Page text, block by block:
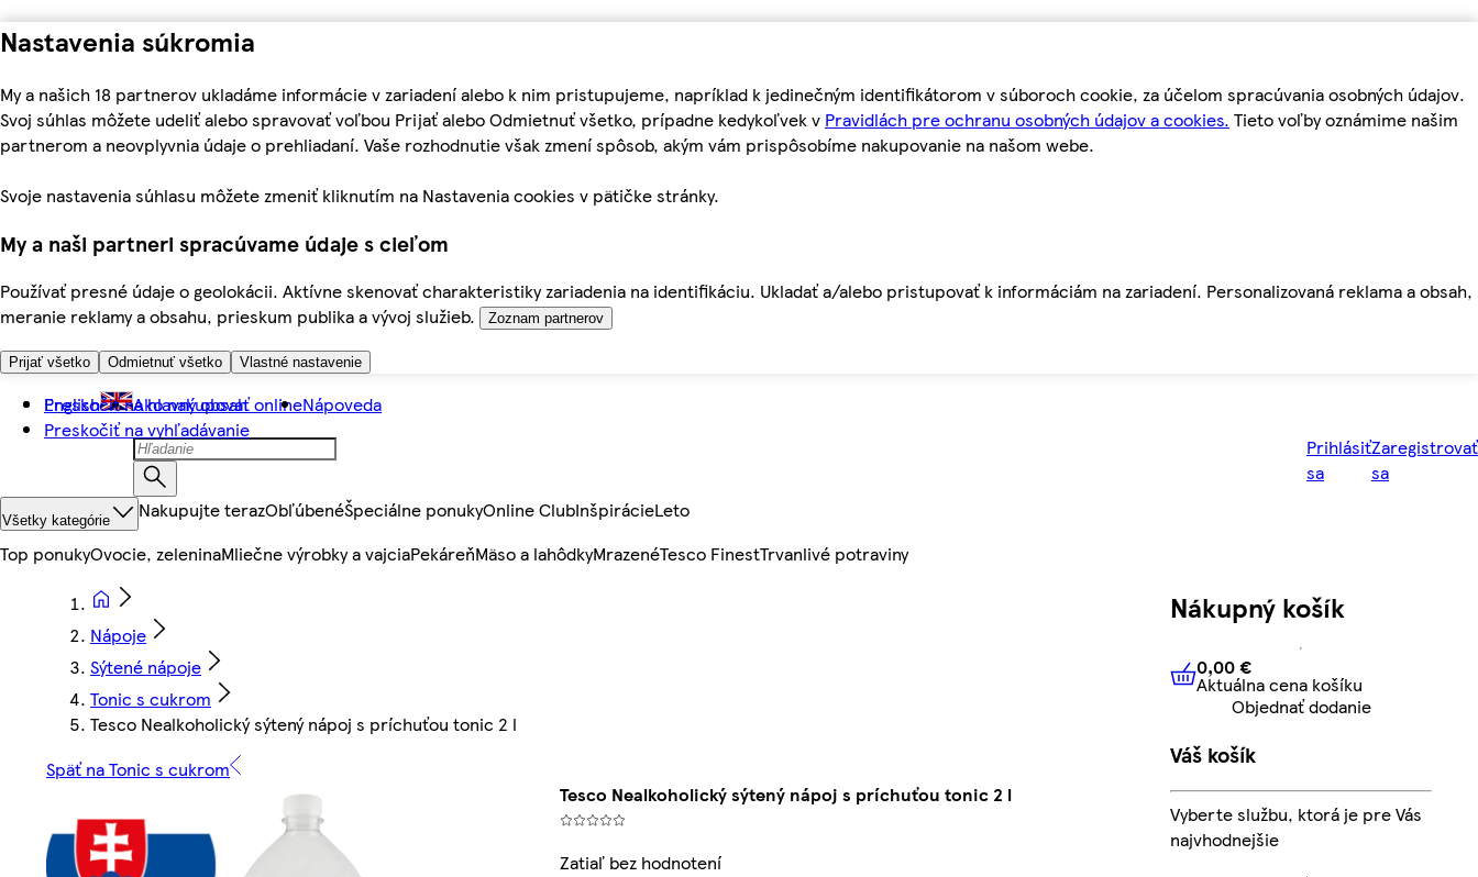
Nastavenia súkromia
My a našich 18 partnerov ukladáme informácie v zariadení alebo k nim pristupujeme, napríklad k jedinečným identifikátorom v súboroch cookie, za účelom spracúvania osobných údajov.
Svoj súhlas môžete udeliť alebo spravovať voľbou Prijať alebo Odmietnuť všetko, prípadne kedykoľvek v Pravidlách pre ochranu osobných údajov a cookies. Tieto voľby oznámime našim
partnerom a neovplyvnia údaje o prehliadaní. Vaše rozhodnutie však zmení spôsob, akým vám prispôsobíme nakupovanie na našom webe.
Svoje nastavenia súhlasu môžete zmeniť kliknutím na Nastavenia cookies v pätičke stránky.
My a naši partneri spracúvame údaje s cieľom
Používať presné údaje o geolokácii. Aktívne skenovať charakteristiky zariadenia na identifikáciu. Ukladať a/alebo pristupovať k informáciám na zariadení. Personalizovaná reklama a obsah,
meranie reklamy a obsahu, prieskum publika a vývoj služieb.
Zoznam partnerov
Prijať všetko Odmietnuť všetko Vlastné nastavenie
Preskočiť na hlavný obsah
Preskočiť na vyhľadávanie
English Ako nakupovať onlineNápoveda
Prihlásiť
sa
Zaregistrovať
sa
Všetky kategórie Nakupujte terazObľúbenéŠpeciálne ponukyOnline ClubInšpirácieLeto
Top ponukyOvocie, zeleninaMliečne výrobky a vajciaPekáreňMäso a lahôdkyMrazenéTesco FinestTrvanlivé potraviny
Nápoje
Sýtené nápoje
Tonic s cukrom
Tesco Nealkoholický sýtený nápoj s príchuťou tonic 2 l
Späť na Tonic s cukrom
Tesco Nealkoholický sýtený nápoj s príchuťou tonic 2 l
Zatiaľ bez hodnotení
Nákupný košík
0,00 € Aktuálna cena košíku
0,00 €
Aktuálna cena košíku
Objednať dodanie
Váš košík
Vyberte službu, ktorá je pre Vás
najvhodnejšie